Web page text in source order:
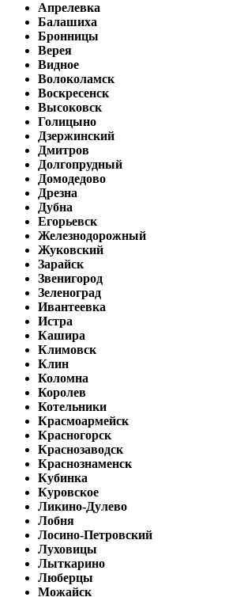
Апрелевка
Балашиха
Бронницы
Верея
Видное
Волоколамск
Воскресенск
Высоковск
Голицыно
Дзержинский
Дмитров
Долгопрудный
Домодедово
Дрезна
Дубна
Егорьевск
Железнодорожный
Жуковский
Зарайск
Звенигород
Зеленоград
Ивантеевка
Истра
Кашира
Климовск
Клин
Коломна
Королев
Котельники
Красмоармейск
Красногорск
Краснозаводск
Краснознаменск
Кубинка
Куровское
Ликино-Дулево
Лобня
Лосино-Петровский
Луховицы
Лыткарино
Люберцы
Можайск